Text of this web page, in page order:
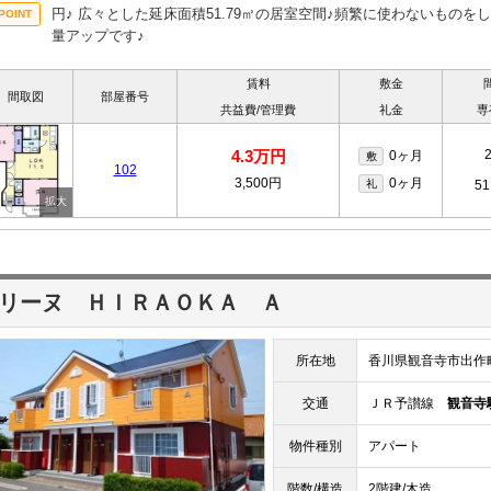
円♪ 広々とした延床面積51.79㎡の居室空間♪頻繁に使わないものを
量アップです♪
間取図 部屋番号
賃料
共益費/管理費
敷金
礼金
専
102
4.3万円
3,500円
敷 0ヶ月
礼 0ヶ月
ーヌ ＨＩＲＡＯＫＡ Ａ
所在地 香川県観音寺市出作
交通 ＪＲ予讃線 観音寺
物件種別 アパート